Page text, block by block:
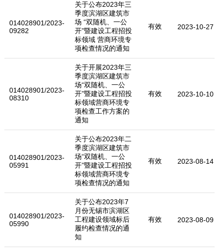
014028901/2023-
09282
关于公布2023年三
季度滨湖区建筑市
场 “双随机、一公
开”暨建设工程招投
标领域 营商环境专
项检查情况的通知
有效 2023-10-27
014028901/2023-
08310
关于开展2023年三
季度滨湖区建筑市
场“双随机、一公
开”暨建设工程招投
标领域营商环境专
项检查工作方案的
通知
有效 2023-10-10
014028901/2023-
05991
关于公布2023年二
季度滨湖区建筑市
场“双随机、一公
开”暨建设工程招投
标领域营商环境专
项检查情况的通知
有效 2023-08-14
014028901/2023-
05990
关于公布2023年7
月份无锡市滨湖区
工程建设领域标后
履约检查情况的通
知
有效 2023-08-09